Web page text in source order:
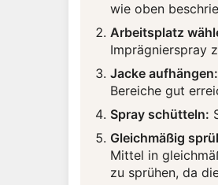
wie oben
Arbeitsplatz
Imprägnierspray
Jacke aufhängen:
Bereiche gut
Spray schütteln:
Gleichmäßig
Mittel in
zu sprühen, da